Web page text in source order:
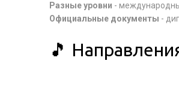
Разные уровни -
Официальные документы -
🎵